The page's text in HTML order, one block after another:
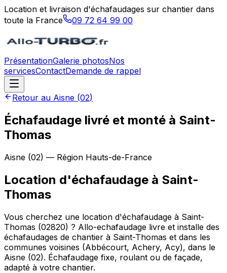
Location et livraison d'échafaudages sur chantier dans
toute la France
09 72 64 99 00
PrésentationGalerie photosNos
servicesContactDemande de rappel
Retour au Aisne (02)
Échafaudage livré et monté à Saint-
Thomas
Aisne (02) — Région Hauts-de-France
Location d'échafaudage à Saint-
Thomas
Vous cherchez une location d'échafaudage à Saint-
Thomas (02820) ? Allo-echafaudage livre et installe des
échafaudages de chantier à Saint-Thomas et dans les
communes voisines (Abbécourt, Achery, Acy), dans le
Aisne (02). Échafaudage fixe, roulant ou de façade,
adapté à votre chantier.